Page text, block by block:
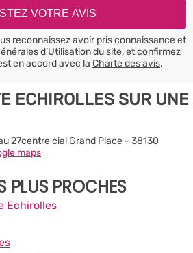
reconnaissez avoir pris connaissance et
d’Utilisationdu site, et confirmez
en accord avec la Charte des avis.
ECHIROLLES SUR UNE
27centre cial Grand Place - 38130
maps
PLUS PROCHES
Echirolles